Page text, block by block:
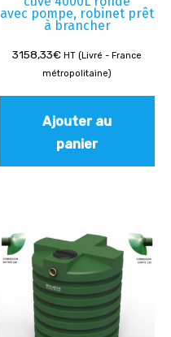
avec pompe, robinet prêt
à brancher
3158,33€ HT (Livré - France
métropolitaine)
Ajouter au
panier